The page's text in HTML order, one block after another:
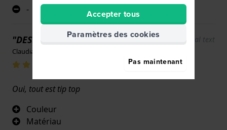
-
"DESIGN" Show original text
Claudia Villiger · 12 septembre 2025
Oui, tout est tip top
Couleur
Matériau
Accepter tous
Paramètres des cookies
Pas maintenant